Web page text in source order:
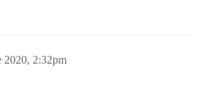
2020, 2:32pm